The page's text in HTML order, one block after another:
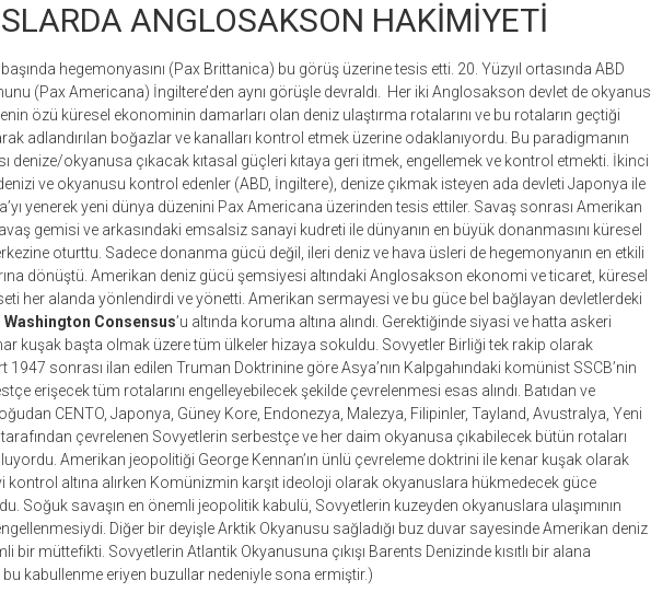
ANGLOSAKSON HAKİMİYETİ
hegemonyasını (Pax Brittanica) bu görüş üzerine tesis etti. 20. Yüzyıl ortasında ABD
(Pax Americana) İngiltere’den aynı görüşle devraldı. Her iki Anglosakson devlet de okyanus
özü küresel ekonominin damarları olan deniz ulaştırma rotalarını ve bu rotaların geçtiği
adlandırılan boğazlar ve kanalları kontrol etmek üzerine odaklanıyordu. Bu paradigmanın
denize/okyanusa çıkacak kıtasal güçleri kıtaya geri itmek, engellemek ve kontrol etmekti. İkinci
ve okyanusu kontrol edenler (ABD, İngiltere), denize çıkmak isteyen ada devleti Japonya ile
yenerek yeni dünya düzenini Pax Americana üzerinden tesis ettiler. Savaş sonrası Amerikan
gemisi ve arkasındaki emsalsiz sanayi kudreti ile dünyanın en büyük donanmasını küresel
oturttu. Sadece donanma gücü değil, ileri deniz ve hava üsleri de hegemonyanın en etkili
dönüştü. Amerikan deniz gücü şemsiyesi altındaki Anglosakson ekonomi ve ticaret, küresel
her alanda yönlendirdi ve yönetti. Amerikan sermayesi ve bu güce bel bağlayan devletlerdeki
Washington Consensus’u altında koruma altına alındı. Gerektiğinde siyasi ve hatta askeri
kuşak başta olmak üzere tüm ülkeler hizaya sokuldu. Sovyetler Birliği tek rakip olarak
1947 sonrası ilan edilen Truman Doktrinine göre Asya’nın Kalpgahındaki komünist SSCB’nin
erişecek tüm rotalarını engelleyebilecek şekilde çevrelenmesi esas alındı. Batıdan ve
CENTO, Japonya, Güney Kore, Endonezya, Malezya, Filipinler, Tayland, Avustralya, Yeni
çevrelenen Sovyetlerin serbestçe ve her daim okyanusa çıkabilecek bütün rotaları
Amerikan jeopolitiği George Kennan’ın ünlü çevreleme doktrini ile kenar kuşak olarak
kontrol altına alırken Komünizmin karşıt ideoloji olarak okyanuslara hükmedecek güce
Soğuk savaşın en önemli jeopolitik kabulü, Sovyetlerin kuzeyden okyanuslara ulaşımının
Diğer bir deyişle Arktik Okyanusu sağladığı buz duvar sayesinde Amerikan deniz
bir müttefikti. Sovyetlerin Atlantik Okyanusuna çıkışı Barents Denizinde kısıtlı bir alana
bu kabullenme eriyen buzullar nedeniyle sona ermiştir.)